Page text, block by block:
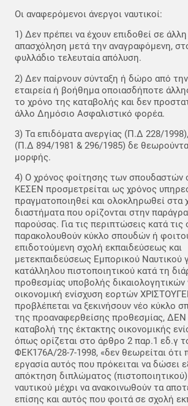
Οι αναφερόμενοι άνεργοι ναυτικοί:
1) Δεν πρέπει να έχουν επιδοθεί σε
απασχόληση μετά την αναγραφόμενη,
φυλλάδιο τελευταία απόλυση.
2) Δεν παίρνουν σύνταξη ή δώρο από
εταιρεία ή βοήθημα οποιασδήποτε
το χρόνο της καταβολής και δεν
άλλο Δημόσιο Ασφαλιστικό φορέα.
3) Τα επιδόματα ανεργίας (Π.Δ 228/
(Π.Δ 894/1981 & 296/1985) δε
μορφής.
4) Ο χρόνος φοίτησης των σπουδαστών
ΚΕΣΕΝ προσμετρείται ως χρόνος
πραγματοποιηθεί και ολοκληρωθεί στα
διαστήματα που ορίζονται στην
παρούσας. Για τις περιπτώσεις κατά τις
παρακολουθούν κύκλο σπουδών ή
επιδοτούμενη σχολή εκπαιδεύσεως και
μετεκπαιδεύσεως Εμπορικού Ναυτικού
κατάλληλου πιστοποιητικού κατά τη
προθεσμίας υποβολής δικαιολογητικών
οικονομική ενίσχυση εορτών
προβλέπεται να ξεκινήσουν νέο κύκλο
της προαναφερθείσης προθεσμίας, ΔΕΝ
καταβολή της έκτακτης οικονομικής
όπως ορίζεται στο άρθρο 2 παρ.1 εδ.γ
ΦΕΚ176Α/28-7-1998, «δεν θεωρείται ότι
εργασία αυτός που πρόκειται να δώσει
απόκτηση διπλώματος
ναυτικού μέχρι να ανακοινωθούν τα
επίσης και αυτός που φοιτά σε σχολή